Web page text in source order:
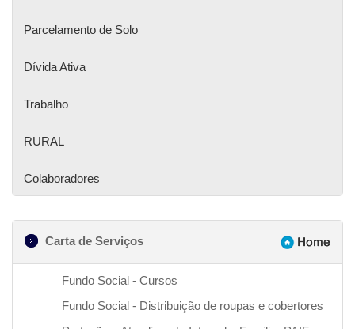
Parcelamento de Solo
Dívida Ativa
Trabalho
RURAL
Colaboradores
Carta de Serviços
Fundo Social - Cursos
Fundo Social - Distribuição de roupas e cobertores